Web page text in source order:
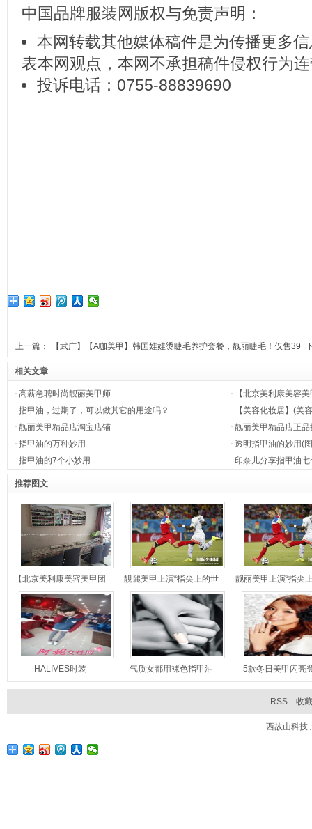
中国品牌服装网版权与免责声明：
本网转载其他媒体稿件是为传播更多
表本网观点，本网不承担稿件侵权行为
投诉电话：0755-88839690
上一篇： 【武广】【A咖美甲】韩国娃娃烫睫毛养护套餐，靓丽睫毛！仅售39
相关文章
· 高薪急聘时尚靓丽美甲师 ·
【北京美利康美容
· 指甲油，过期了，可以做其它的用途吗？ ·
【美容化妆居】(美
· 靓丽美甲精品店淘宝店铺 · 靓丽美甲精品店正
· 指甲油的万种妙用 · 透明指甲油的妙用(
· 指甲油的7个小妙用 · 印奈儿分享指甲油七
推荐图文
【北京美利康美容美甲团
购】美利
靚麗美甲上演“指尖上的世
界杯”
靓丽美甲上演“指尖
界杯”
HALIVES时装 气质女都用裸色指甲油 5款冬日美甲闪亮
RSS 收
西故山科技